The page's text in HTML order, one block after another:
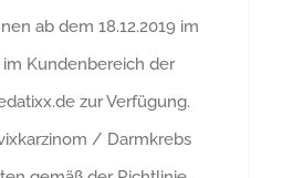
ab dem 18.12.2019 im
Kundenbereich der
zur Verfügung.
/ Darmkrebs